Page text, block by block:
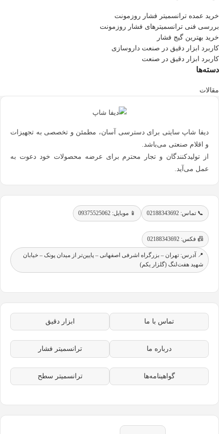
خرید عمده ترانسمیتر فشار روزمونت
بررسی فنی ترانسمیترهای فشار روزمونت
خرید بهترین گیج فشار
کاربرد ابزار دقیق در صنعت داروسازی
کاربرد ابزار دقیق در صنعت
دسته‌ها
مقالات
دیفا شاپ سایتی برای دسترسی آسان، مطمئن و تخصصی به تجهیزات
و اقلام صنعتی می‌باشد.
از تولیدکنندگان و تجار محترم برای عرضه محصولات خود دعوت به
عمل می‌آید.
📞 تماس: 02188343692 📱 موبایل: 09375525062
📠 فکس: 02188343692
📍 آدرس: تهران – بزرگراه اشرفی اصفهانی – پایین‌تر از میدان پونک – خیابان
شهید هفت‌لنگ (گلزار یکم)
تماس با ما
درباره ما
گواهینامه‌ها
ابزار دقیق
ترانسمیتر فشار
ترانسمیتر سطح